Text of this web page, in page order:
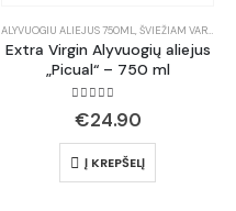
,UNIVERSALUS (TINKA KEPIMUI)
ALYVUOGIU ALIEJUS 750ML, ŠVIEŽIAM VARTOJIMUI
Extra Virgin Alyvuogių aliejus
„Picual“ – 750 ml
5.00 out of 5
€24.90
Į KREPŠELĮ